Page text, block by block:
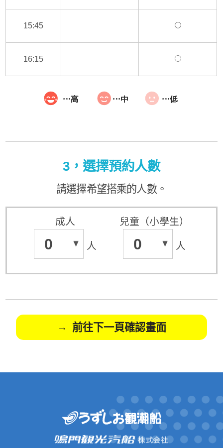
15:45
16:15
3，選擇預約人數
請選擇希望搭乘的人數。
成人
0 人
兒童（小學生）
0 人
前往下一頁確認畫面